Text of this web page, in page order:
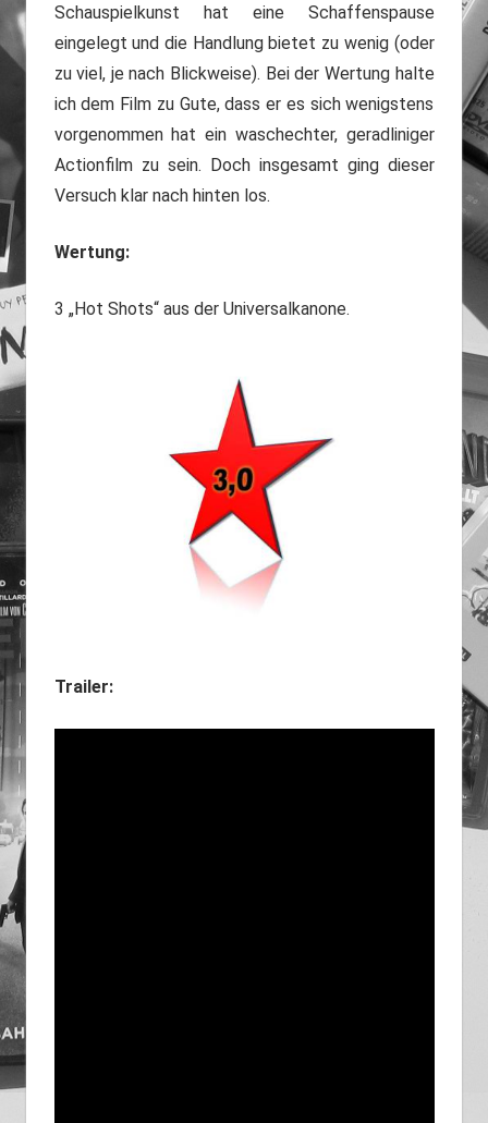
Schauspielkunst hat eine Schaffenspause
eingelegt und die Handlung bietet zu wenig (oder
zu viel, je nach Blickweise). Bei der Wertung halte
ich dem Film zu Gute, dass er es sich wenigstens
vorgenommen hat ein waschechter, geradliniger
Actionfilm zu sein. Doch insgesamt ging dieser
Versuch klar nach hinten los.
Wertung:
3 „Hot Shots“ aus der Universalkanone.
Trailer: